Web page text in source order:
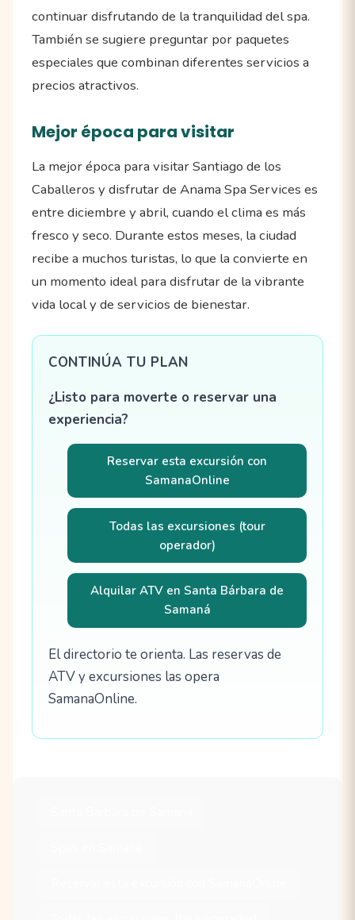
continuar disfrutando de la tranquilidad del spa.
También se sugiere preguntar por paquetes
especiales que combinan diferentes servicios a
precios atractivos.
Mejor época para visitar
La mejor época para visitar Santiago de los
Caballeros y disfrutar de Anama Spa Services es
entre diciembre y abril, cuando el clima es más
fresco y seco. Durante estos meses, la ciudad
recibe a muchos turistas, lo que la convierte en
un momento ideal para disfrutar de la vibrante
vida local y de servicios de bienestar.
CONTINÚA TU PLAN
¿Listo para moverte o reservar una
experiencia?
Reservar esta excursión con
SamanaOnline
Todas las excursiones (tour
operador)
Alquilar ATV en Santa Bárbara de
Samaná
El directorio te orienta. Las reservas de
ATV y excursiones las opera
SamanaOnline.